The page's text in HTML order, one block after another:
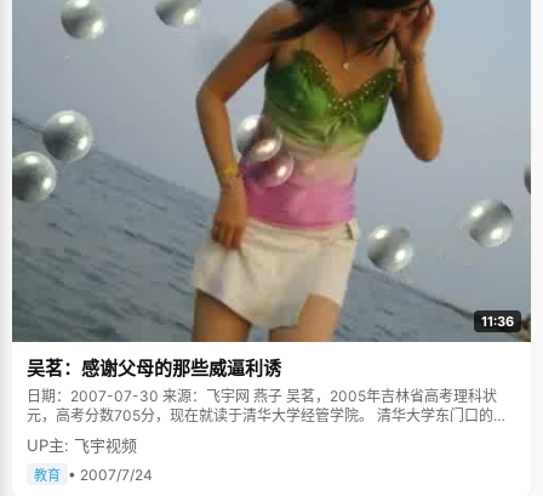
11:36
吴茗：感谢父母的那些威逼利诱
日期：2007-07-30 来源：飞宇网 燕子 吴茗，2005年吉林省高考理科状
元，高考分数705分，现在就读于清华大学经管学院。 清华大学东门口的那
家麦当劳，下午三点钟，考完学校里最后一门考试后，吴茗赶过来与我们会
面，还没等喘过气来，她就说开了，"真不好意思，我迟到了，我请你们吃冰
淇淋吧，"惹得大家忍俊不禁，真是个活泼又可爱的女生。 吴茗说，其实从
UP主: 飞宇视频
教育 • 2007/7/24